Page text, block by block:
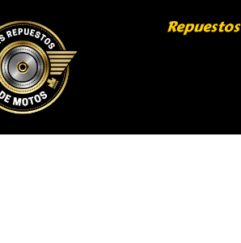
Repuestos